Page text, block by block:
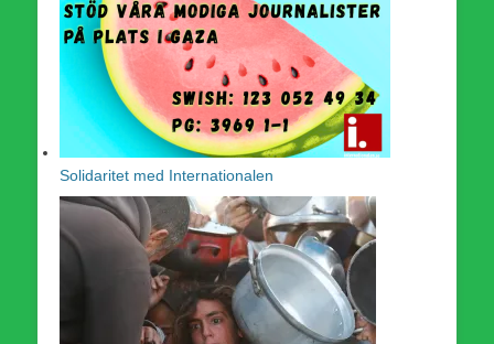
Solidaritet med Internationalen